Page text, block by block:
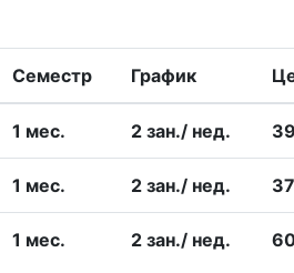
Семестр График
1 меc. 2 зан./ нед.
1 меc. 2 зан./ нед.
1 меc. 2 зан./ нед.